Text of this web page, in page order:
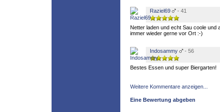
Raziel69 - 41
Netter laden und echt Sau coole und
immer wieder gerne vor Ort :-)
Indosammy - 56
Bestes Essen und super Biergarten!
Weitere Kommentare anzeigen...
Eine Bewertung abgeben